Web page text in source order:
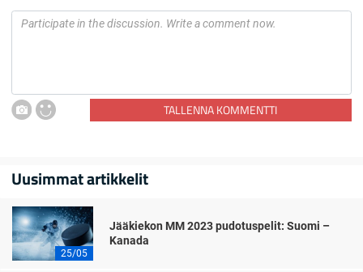
TALLENNA KOMMENTTI
Uusimmat artikkelit
25/05
Jääkiekon MM 2023 pudotuspelit: Suomi –
Kanada